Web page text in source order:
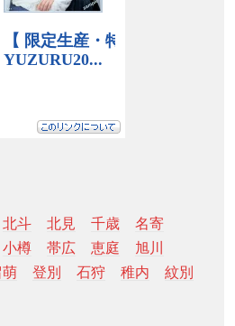
北斗 北見 千歳
名寄
小樽 帯広 恵庭
旭川
萌 登別 石狩 稚内
紋別